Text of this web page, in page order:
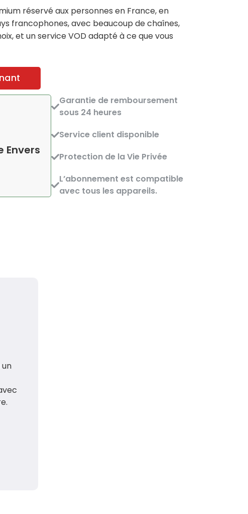
réservé aux personnes en France, en
francophones, avec beaucoup de chaînes,
et un service VOD adapté à ce que vous
Envers
Garantie de remboursement
sous 24 heures
Service client disponible
Protection de la Vie Privée
L’abonnement est compatible
avec tous les appareils.